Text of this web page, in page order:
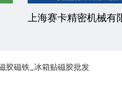
上海赛卡精密机械有
胶磁铁_冰箱贴磁胶批发